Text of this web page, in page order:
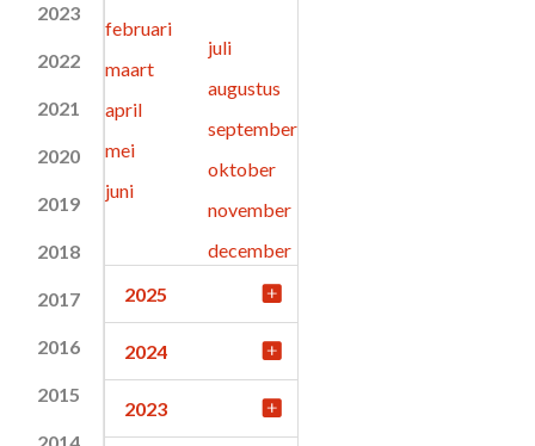
2023
2022
2021
2020
2019
2018
2017
2016
2015
februari
maart
april
mei
juni
juli
augustus
september
oktober
november
december
2025
2024
2023